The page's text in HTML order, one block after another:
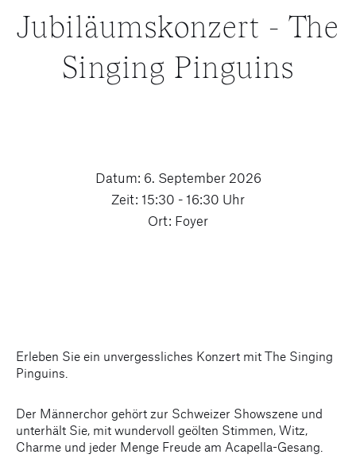
Jubiläumskonzert - The
Singing Pinguins
Datum: 6. September 2026
Zeit: 15:30 - 16:30 Uhr
Ort: Foyer
Erleben Sie ein unvergessliches Konzert mit The Singing
Pinguins.
Der Männerchor gehört zur Schweizer Showszene und
unterhält Sie, mit wundervoll geölten Stimmen, Witz,
Charme und jeder Menge Freude am Acapella-Gesang.